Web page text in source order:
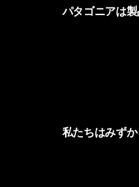
パタゴニアは製
私たちはみず